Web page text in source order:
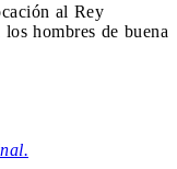
al Rey
hombres de buena